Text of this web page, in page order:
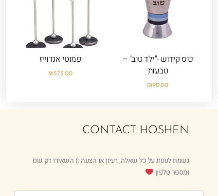
כוס קידוש -"ילד טוב" –
טבעות
₪90.00
פמוטי אנדוייז
₪575.00
CONTACT HOSHEN
נשמח לענות על כל שאלה, רעיון או הצעה :) השאירו רק שם
ומספר טלפון